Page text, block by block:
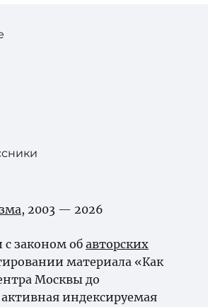
, 2003 — 2026
с законом об авторских
материала «Как
Москвы до
индексируемая